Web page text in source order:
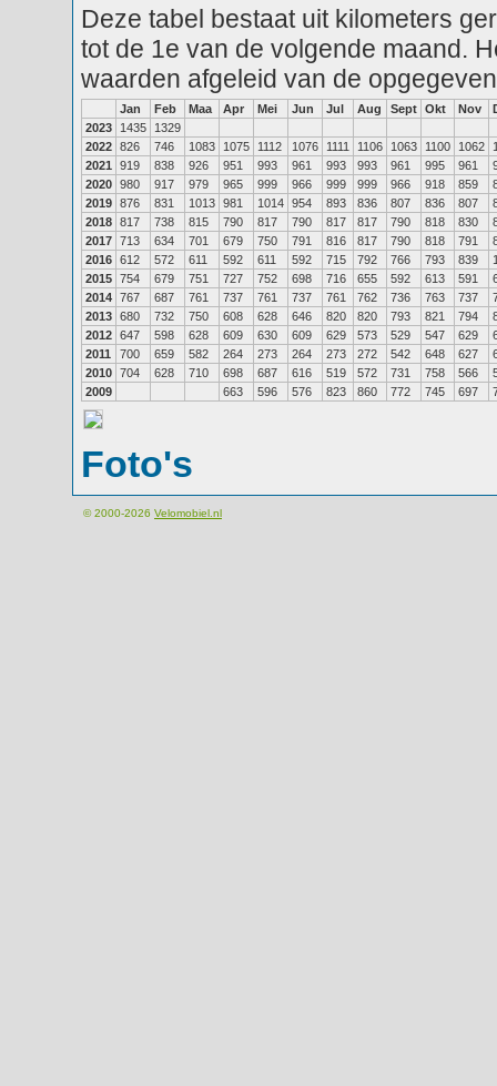
Deze tabel bestaat uit kilometers
tot de 1e van de volgende maand.
waarden afgeleid van de
Jan Feb Maa Apr Mei Jun Jul Aug Sept Okt Nov
2023
1435
1329
2022 826 746 1083 1075 1112 1076 1111 1106 1063 1100 1062
2021
919 838 926 951 993 961 993 993 961 995 961
2020 980 917 979 965 999 966 999 999 966 918 859
2019 876 831 1013 981 1014 954 893 836 807 836 807
2018 817 738 815 790 817 790 817 817 790 818 830
2017 713 634 701 679 750 791 816 817 790 818 791
2016 612 572 611 592 611 592 715 792 766 793 839
2015 754 679 751 727 752 698 716 655 592 613 591
2014 767 687 761 737 761 737 761 762 736 763 737
2013 680 732 750 608 628 646 820 820 793 821 794
2012 647 598 628 609 630 609 629 573 529 547 629
2011
700 659 582 264 273 264 273 272 542 648 627
2010 704 628 710 698 687 616 519 572 731 758 566
2009
663 596 576 823 860 772 745 697
Foto's
© 2000-2026 Velomobiel.nl